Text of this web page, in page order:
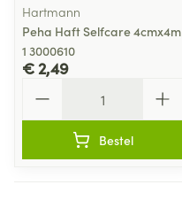
Hartmann
Peha Haft Selfcare 4cmx4m
1 3000610
€ 2,49
Bestel